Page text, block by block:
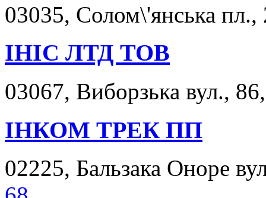
03035, Солом\'янська
ІНІС ЛТД ТОВ
03067, Виборзька вул.,
ІНКОМ ТРЕК ПП
02225, Бальзака Оноре